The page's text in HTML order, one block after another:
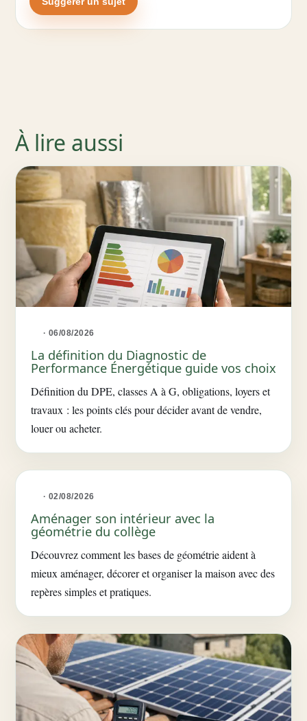
À lire aussi
· 06/08/2026
La définition du Diagnostic de
Performance Énergétique guide vos choix
Définition du DPE, classes A à G, obligations, loyers et
travaux : les points clés pour décider avant de vendre,
louer ou acheter.
· 02/08/2026
Aménager son intérieur avec la
géométrie du collège
Découvrez comment les bases de géométrie aident à
mieux aménager, décorer et organiser la maison avec des
repères simples et pratiques.